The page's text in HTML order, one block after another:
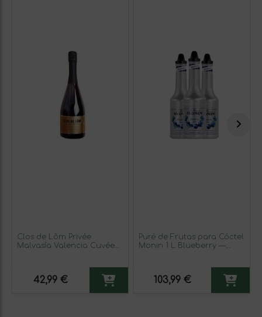
Clos de Lôm Privée
Malvasía Valencia Cuvée
42,99 €
Puré de Frutas para Cóctel
Monin 1 L Blueberry —
103,99 €